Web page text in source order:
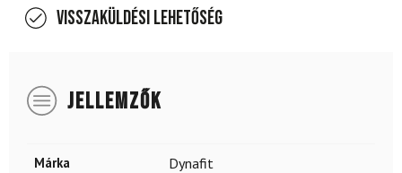
Visszaküldési lehetőség
JELLEMZŐK
Márka Dynafit